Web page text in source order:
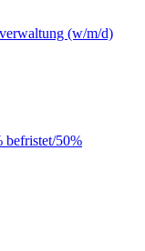
(w/m/d)
befristet/50%